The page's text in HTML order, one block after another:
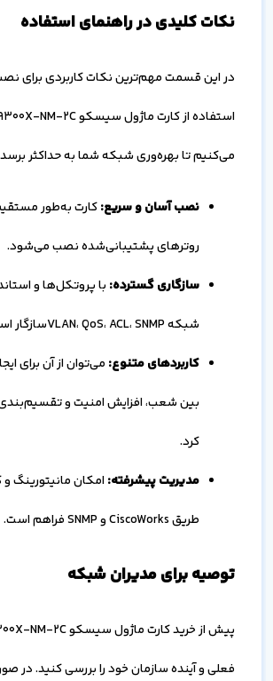
نکات کلیدی در راهنمای استفاده
در این قسمت مهم‌ترین نکات کاربردی برای
می‌کنیم تا بهره‌وری شبکه شما به حداکثر
نصب آسان و سریع:کارت به‌طور
روترهای پشتیبانی‌شده نصب می‌شود.
سازگاری گسترده: با پروتکل‌ها و
شبکه VLAN، QoS، ACL، SNMPسازگار است.
کاربردهای متنوع:
بین شعب، افزایش امنیت و
کرد.
مدیریت پیشرفته: امکان مانیتورینگ
طریق CiscoWorks و SNMP فراهم است.
توصیه برای مدیران شبکه
فعلی و آینده سازمان خود را بررسی کنید. در